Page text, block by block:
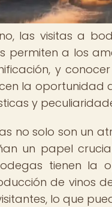
las visitas a
permiten a los
y
la
y
no solo son un
un papel
tienen la
de vinos
lo que